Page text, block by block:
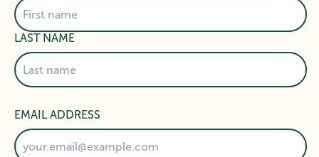
LAST NAME
EMAIL ADDRESS